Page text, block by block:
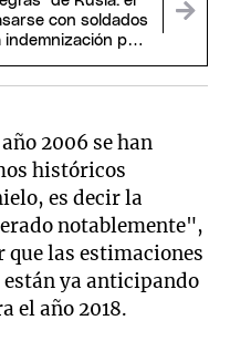
con soldados
indemnización por
2006 se han
históricos
es decir la
notablemente",
las estimaciones
están ya anticipando
el año 2018.